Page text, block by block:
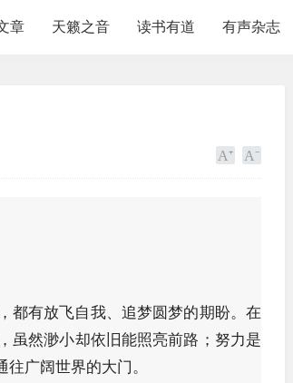
章 天籁之音 读书有道 有声杂志
都有放飞自我、追梦圆梦的期盼。在
虽然渺小却依旧能照亮前路；努力是
广阔世界的大门。